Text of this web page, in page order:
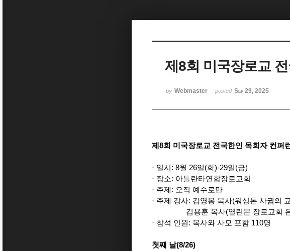
제8회 미국장로교
by Webmaster posted Sep 29, 2025
제8회 미국장로교 전국한인 목회자 컨퍼
· 일시: 8월 26일(화)-29일(금)
· 장소: 아틀란타연합장로교회
· 주제: 오직 예수로만
· 주제 강사: 김영봉 목사(워싱톤 사귐의
김용훈 목사(열린문 장로교회
· 참석 인원: 목사와 사모 포함 110명
첫째 날(8/26)
Sketchbook5, 스케치북5
Sketchbook5, 스케치북5